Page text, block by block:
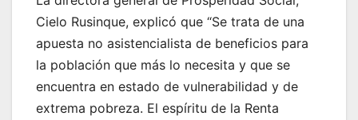
Cielo Rusinque, explicó que “Se trata de una
apuesta no asistencialista de beneficios para
la población que más lo necesita y que se
encuentra en estado de vulnerabilidad y de
extrema pobreza. El espíritu de la Renta